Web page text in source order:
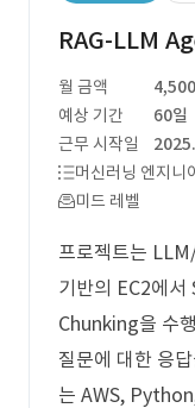
RAG-LLM
월 금액
예상 기간
60일
근무 시작일
머신러닝 엔지니
미드 레벨
프로젝트는
기반의 EC2에
Chunking을 수
질문에 대한 응
는 AWS,